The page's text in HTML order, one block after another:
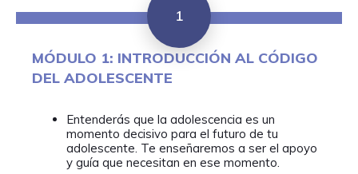
1
MÓDULO 1: INTRODUCCIÓN AL CÓDIGO
DEL ADOLESCENTE
Entenderás que la adolescencia es un
momento decisivo para el futuro de tu
adolescente. Te enseñaremos a ser el apoyo
y guía que necesitan en ese momento.